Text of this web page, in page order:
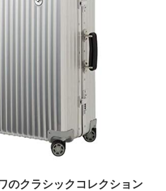
のクラシックコレクション